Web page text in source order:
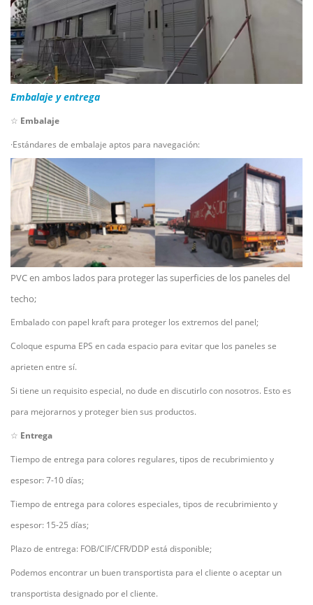
Embalaje y entrega
☆ Embalaje
·Estándares de embalaje aptos para navegación:
PVC en ambos lados para proteger las superficies de los paneles del
techo;
Embalado con papel kraft para proteger los extremos del panel;
Coloque espuma EPS en cada espacio para evitar que los paneles se
aprieten entre sí.
Si tiene un requisito especial, no dude en discutirlo con nosotros. Esto es
para mejorarnos y proteger bien sus productos.
☆ Entrega
Tiempo de entrega para colores regulares, tipos de recubrimiento y
espesor: 7-10 días;
Tiempo de entrega para colores especiales, tipos de recubrimiento y
espesor: 15-25 días;
Plazo de entrega: FOB/CIF/CFR/DDP está disponible;
Podemos encontrar un buen transportista para el cliente o aceptar un
transportista designado por el cliente.